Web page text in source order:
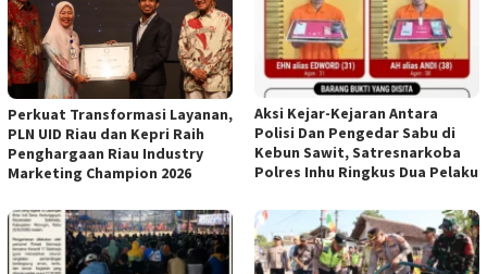
Perkuat Transformasi Layanan,
PLN UID Riau dan Kepri Raih
Penghargaan Riau Industry
Marketing Champion 2026
Aksi Kejar-Kejaran Antara
Polisi Dan Pengedar Sabu di
Kebun Sawit, Satresnarkoba
Polres Inhu Ringkus Dua Pelaku